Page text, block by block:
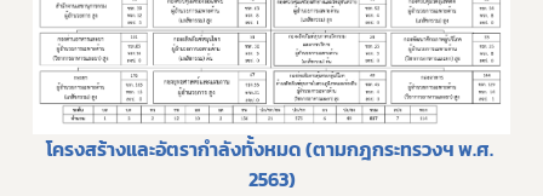
โครงสร้างและอัตรากำลังทั้งหมด (ตามกฎกระทรวงฯ พ.ศ.
2563)